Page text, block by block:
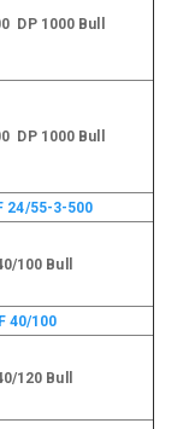
DP 1000 Bull
DP 1000 Bull
24/55-3-500
100 Bull
40/100
120 Bull